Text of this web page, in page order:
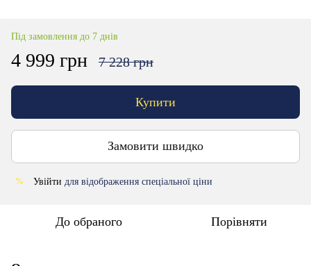
Під замовлення до 7 днів
4 999 грн 7 228 грн
Купити
Замовити швидко
% Увійти для відображення спеціальної ціни
До обраного Порівняти